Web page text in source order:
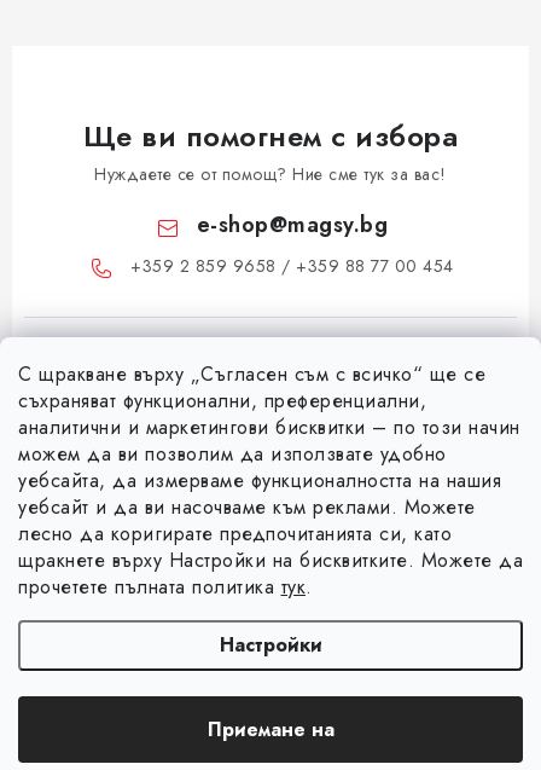
С щракване върху „Съгласен съм с всичко“ ще се
съхраняват функционални, преференциални,
аналитични и маркетингови бисквитки – по този начин
можем да ви позволим да използвате удобно
уебсайта, да измерваме функционалността на нашия
уебсайт и да ви насочваме към реклами. Можете
лесно да коригирате предпочитанията си, като
щракнете върху Настройки на бисквитките. Можете да
прочетете пълната политика тук.
Настройки
Приемане на
Ще ви помогнем с избора
Нуждаете се от помощ? Ние сме тук за вас!
e-shop@magsy.bg
+359 2 859 9658 / +359 88 77 00 454
Ф
Информация за вас
Коя е фирма Magsy?
Контакти
Търговски условия
Facebook
Авторско право 2026Magsy.bg. Всички права запазени.Редактиране на
настройките за бисквитки